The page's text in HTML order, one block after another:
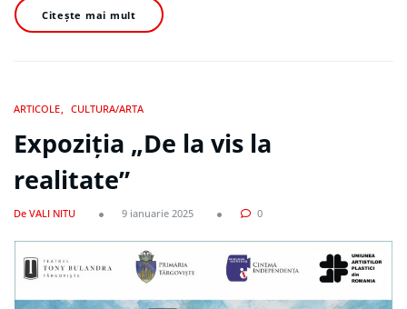
Citește mai mult
ARTICOLE CULTURA/ARTA
Expoziția „De la vis la
realitate”
De VALI NITU 9 ianuarie 2025 0